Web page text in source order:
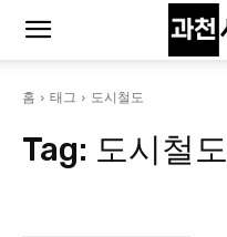
홈 태그 도시철도
Tag: 도시철도